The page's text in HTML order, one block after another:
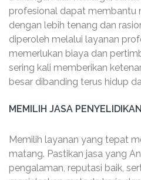
profesional dapat membantu
dengan lebih tenang dan
diperoleh melalui layanan
memerlukan biaya dan
sering kali memberikan
besar dibanding terus hidup
MEMILIH JASA
Memilih layanan yang tepat
matang. Pastikan jasa yang
pengalaman, reputasi baik,